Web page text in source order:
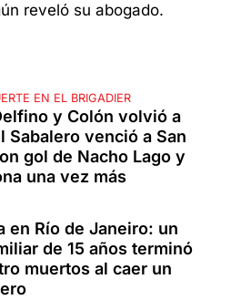
reveló su abogado.
EN EL BRIGADIER
y Colón volvió a
Sabalero venció a San
gol de Nacho Lago y
una vez más
en Río de Janeiro: un
de 15 años terminó
muertos al caer un